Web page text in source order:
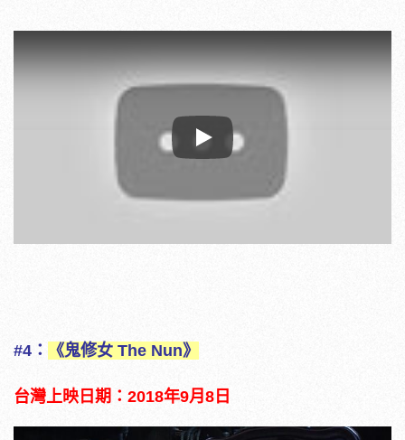
Play
#4： 《鬼修女 The Nun》
台灣上映日期：2018年9月8日